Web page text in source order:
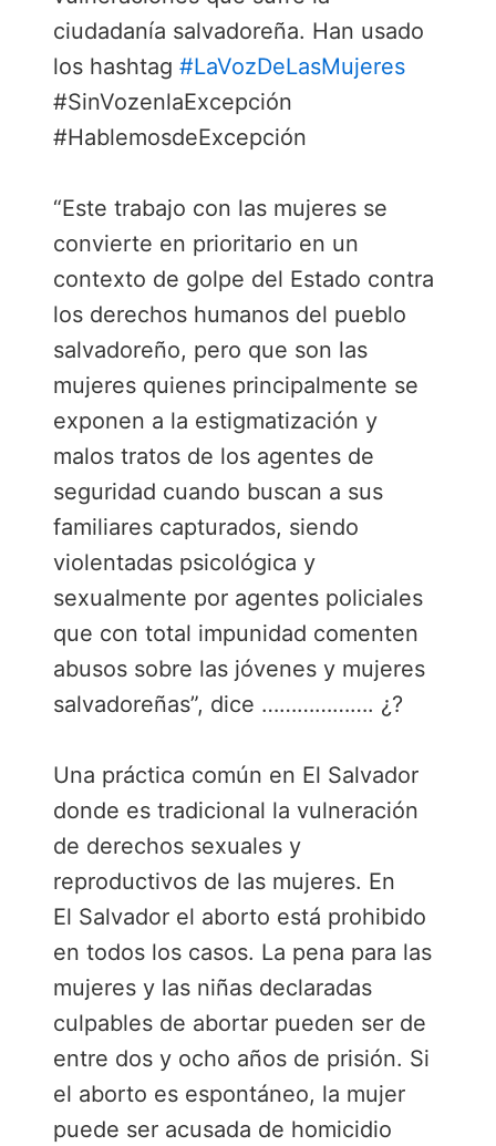
ciudadanía salvadoreña. Han usado
los hashtag #LaVozDeLasMujeres
#SinVozenlaExcepción
#HablemosdeExcepción
“Este trabajo con las mujeres se
convierte en prioritario en un
contexto de golpe del Estado contra
los derechos humanos del pueblo
salvadoreño, pero que son las
mujeres quienes principalmente se
exponen a la estigmatización y
malos tratos de los agentes de
seguridad cuando buscan a sus
familiares capturados, siendo
violentadas psicológica y
sexualmente por agentes policiales
que con total impunidad comenten
abusos sobre las jóvenes y mujeres
salvadoreñas”, dice ………………. ¿?
Una práctica común en El Salvador
donde es tradicional la vulneración
de derechos sexuales y
reproductivos de las mujeres. En
El Salvador el aborto está prohibido
en todos los casos. La pena para las
mujeres y las niñas declaradas
culpables de abortar pueden ser de
entre dos y ocho años de prisión. Si
el aborto es espontáneo, la mujer
puede ser acusada de homicidio